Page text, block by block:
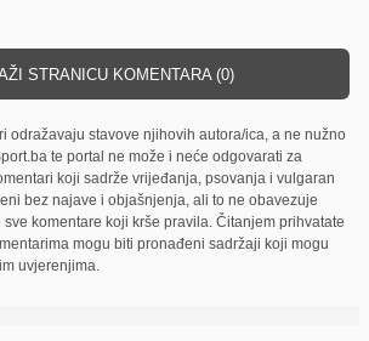
STRANICU KOMENTARA (0)
odražavaju stavove njihovih autora/ica, a ne nužno
te portal ne može i neće odgovarati za
koji sadrže vrijeđanja, psovanja i vulgaran
bez najave i objašnjenja, ali to ne obavezuje
komentare koji krše pravila. Čitanjem prihvatate
mogu biti pronađeni sadržaji koji mogu
uvjerenjima.